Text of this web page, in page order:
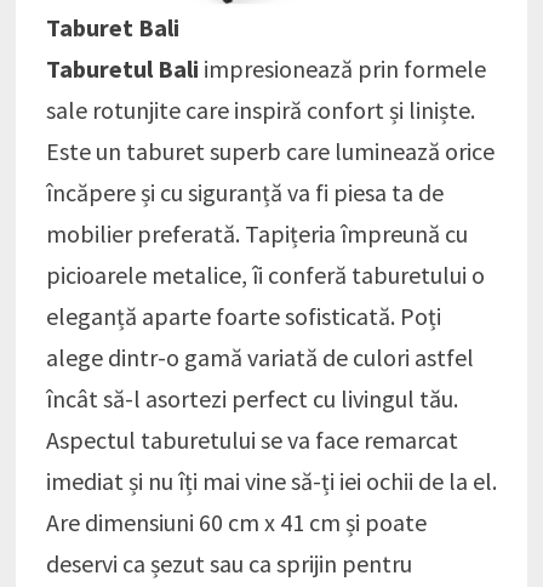
Taburet Bali
Taburetul Bali impresionează prin formele
sale rotunjite care inspiră confort și liniște.
Este un taburet superb care luminează orice
încăpere și cu siguranță va fi piesa ta de
mobilier preferată. Tapițeria împreună cu
picioarele metalice, îi conferă taburetului o
eleganță aparte foarte sofisticată. Poți
alege dintr-o gamă variată de culori astfel
încât să-l asortezi perfect cu livingul tău.
Aspectul taburetului se va face remarcat
imediat și nu îți mai vine să-ți iei ochii de la el.
Are dimensiuni 60 cm x 41 cm și poate
deservi ca șezut sau ca sprijin pentru